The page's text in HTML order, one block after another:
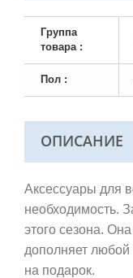
Группа
товара :
Пол :
ОПИСАНИЕ
Аксессуары для
необходимость.
этого сезона.
дополняет
на подарок.